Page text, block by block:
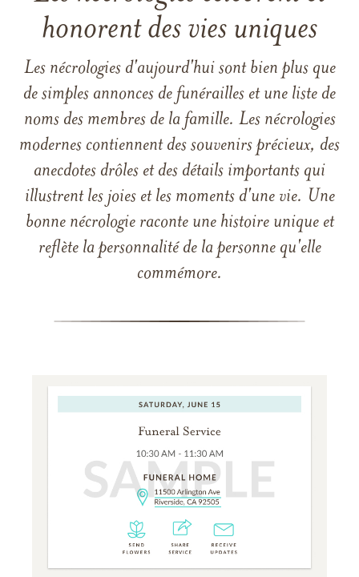
honorent des vies uniques
Les nécrologies d'aujourd'hui sont bien plus que
de simples annonces de funérailles et une liste de
noms des membres de la famille. Les nécrologies
modernes contiennent des souvenirs précieux, des
anecdotes drôles et des détails importants qui
illustrent les joies et les moments d'une vie. Une
bonne nécrologie raconte une histoire unique et
reflète la personnalité de la personne qu'elle
commémore.